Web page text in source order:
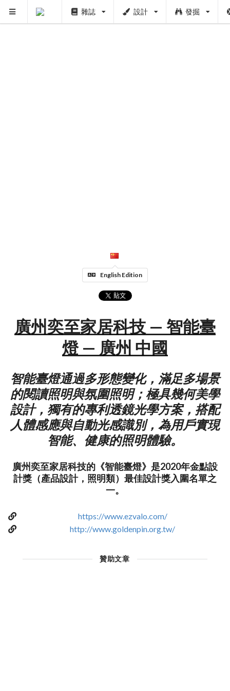
雜誌 設計 發掘
English Edition
廣州奕至家居科技 — 智能臺
燈 — 廣州 中國
智能臺燈通過多形態變化，滿足多場景
的閱讀照明與氛圍照明；極具幾何美學
設計，獨有的專利透鏡光學方案，搭配
人體感應與自動光感識別，為用戶實現
智能、健康的照明體驗。
廣州奕至家居科技的《智能臺燈》是2020年金點設
計獎（產品設計，照明類）最佳設計獎入圍名單之
一。
https://www.ezvalo.com/
http://www.goldenpin.org.tw/
贊助文章